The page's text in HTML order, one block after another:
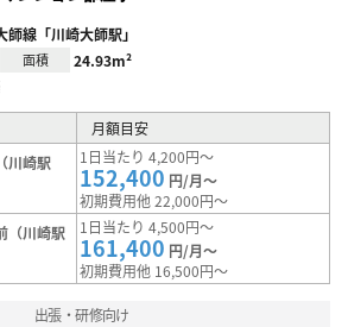
線「川崎大師駅」
面積 24.93m²
月額目安
川崎駅
1日当たり 4,200円～
152,400 円/月～
初期費用他 22,000円～
（川崎駅
1日当たり 4,500円～
161,400 円/月～
初期費用他 16,500円～
出張・研修向け